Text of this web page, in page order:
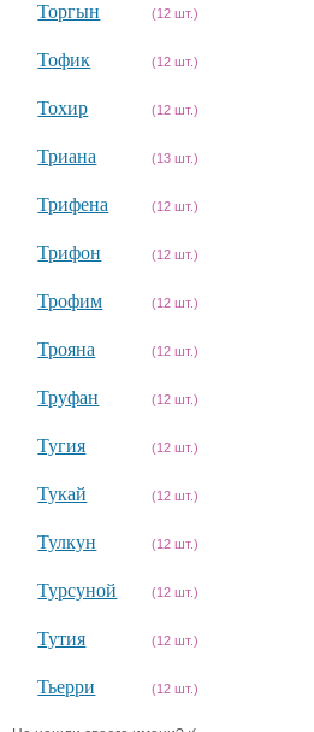
Торгын (12 шт.)
Тофик (12 шт.)
Тохир (12 шт.)
Триана (13 шт.)
Трифена (12 шт.)
Трифон (12 шт.)
Трофим (12 шт.)
Трояна (12 шт.)
Труфан (12 шт.)
Тугия (12 шт.)
Тукай (12 шт.)
Тулкун (12 шт.)
Турсуной (12 шт.)
Тутия (12 шт.)
Тьерри (12 шт.)